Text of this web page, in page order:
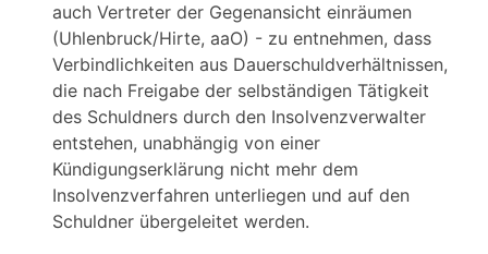
auch Vertreter der Gegenansicht einräumen
(Uhlenbruck/Hirte, aaO) - zu entnehmen, dass
Verbindlichkeiten aus Dauerschuldverhältnissen,
die nach Freigabe der selbständigen Tätigkeit
des Schuldners durch den Insolvenzverwalter
entstehen, unabhängig von einer
Kündigungserklärung nicht mehr dem
Insolvenzverfahren unterliegen und auf den
Schuldner übergeleitet werden.